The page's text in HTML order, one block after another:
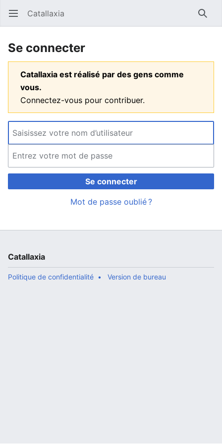
Ouvrir le menu principal Catallaxia
Se connecter
Catallaxia est réalisé par des gens comme
vous.
Connectez-vous pour contribuer.
Se connecter
Mot de passe oublié ?
Catallaxia
Politique de confidentialité Version de bureau